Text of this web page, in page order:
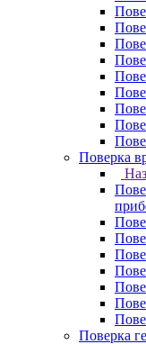
Поверка
Поверка